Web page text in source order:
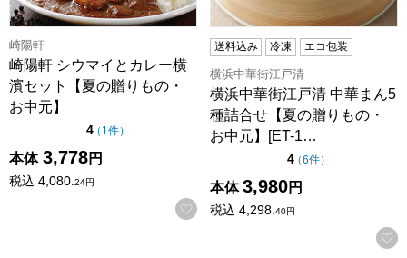
崎陽軒
崎陽軒 シウマイとカレー横
濱セット【夏の贈りもの・
お中元】
4点（5点満点中）
（ 1件の評価
）
本体 3,778円
税込 4,080.24円
お気に入りに登録する
送料込み 冷凍 エコ包装
横浜中華街江戸清
横浜中華街江戸清 中華まん5
種詰合せ【夏の贈りもの・
お中元】[ET-1…
4点（5点満点中）
（6件の評価
）
本体 3,980円
税込 4,298. 40円